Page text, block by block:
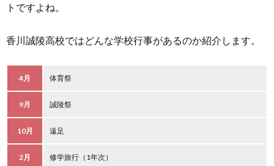
トですよね。
香川誠陵高校ではどんな学校行事があるのか紹介します。
4月 体育祭
9月 誠陵祭
10月 遠足
2月 修学旅行（1年次）